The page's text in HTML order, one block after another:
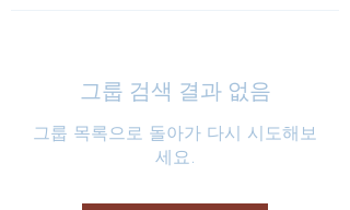
그룹 검색 결과 없음
그룹 목록으로 돌아가 다시 시도해보
세요.